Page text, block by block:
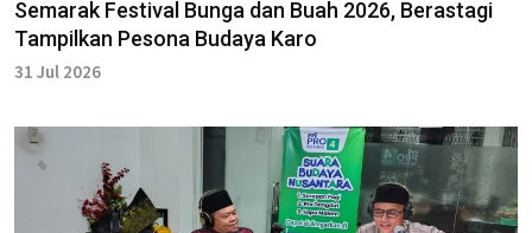
Semarak Festival Bunga dan Buah 2026, Berastagi
Tampilkan Pesona Budaya Karo
31 Jul 2026